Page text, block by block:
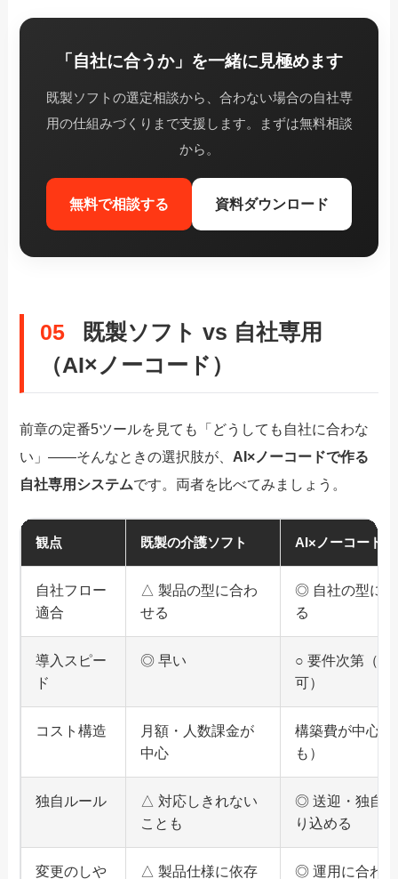
「自社に合うか」を一緒に見極めます
既製ソフトの選定相談から、合わない場合の自社専
用の仕組みづくりまで支援します。まずは無料相談
から。
無料で相談する 資料ダウンロード
05
既製ソフト vs 自社専用
（AI×ノーコード）
前章の定番5ツールを見ても「どうしても自社に合わな
い」——そんなときの選択肢が、 AI×ノーコードで作る
自社専用システムです。両者を比べてみましょう。
観点 既製の介護ソフト AI×ノーコード
自社フロー
適合
△ 製品の型に合わ
せる
◎ 自社の型に
る
導入スピー
ド
◎ 早い
○ 要件次第（短
可）
コスト構造
月額・人数課金が
中心
構築費が中心
も）
独自ルール
△ 対応しきれない
ことも
◎ 送迎・独自
り込める
変更のしや △ 製品仕様に依存 ◎ 運用に合わ